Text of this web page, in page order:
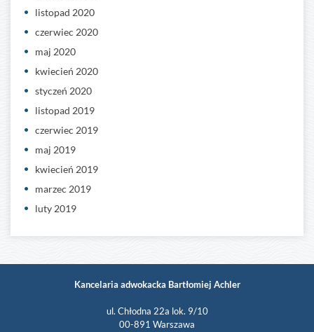
listopad 2020
czerwiec 2020
maj 2020
kwiecień 2020
styczeń 2020
listopad 2019
czerwiec 2019
maj 2019
kwiecień 2019
marzec 2019
luty 2019
Kancelaria adwokacka Bartłomiej Achler
ul. Chłodna 22a lok. 9/10
00-891 Warszawa